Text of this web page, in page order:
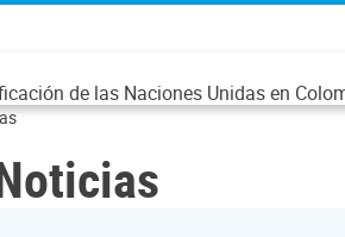
de las Naciones Unidas en